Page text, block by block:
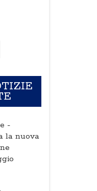
-
la nuova